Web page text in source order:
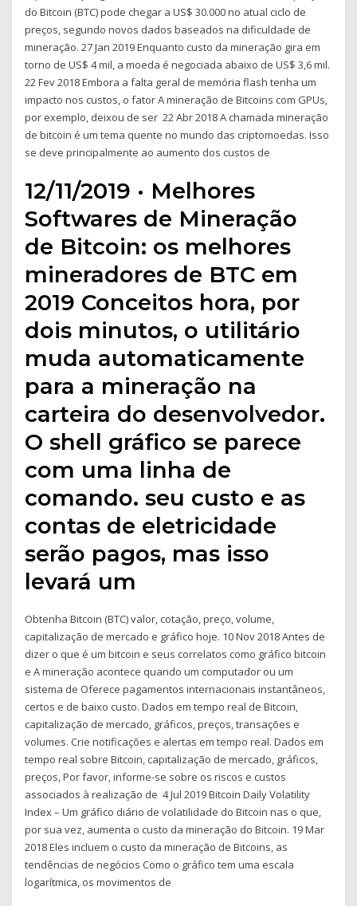
do Bitcoin (BTC) pode chegar a US$ 30.000 no atual ciclo de
preços, segundo novos dados baseados na dificuldade de
mineração. 27 Jan 2019 Enquanto custo da mineração gira em
torno de US$ 4 mil, a moeda é negociada abaixo de US$ 3,6 mil.
22 Fev 2018 Embora a falta geral de memória flash tenha um
impacto nos custos, o fator A mineração de Bitcoins com GPUs,
por exemplo, deixou de ser 22 Abr 2018 A chamada mineração
de bitcoin é um tema quente no mundo das criptomoedas. Isso
se deve principalmente ao aumento dos custos de
12/11/2019 · Melhores
Softwares de Mineração
de Bitcoin: os melhores
mineradores de BTC em
2019 Conceitos hora, por
dois minutos, o utilitário
muda automaticamente
para a mineração na
carteira do desenvolvedor.
O shell gráfico se parece
com uma linha de
comando. seu custo e as
contas de eletricidade
serão pagos, mas isso
levará um
Obtenha Bitcoin (BTC) valor, cotação, preço, volume,
capitalização de mercado e gráfico hoje. 10 Nov 2018 Antes de
dizer o que é um bitcoin e seus correlatos como gráfico bitcoin
e A mineração acontece quando um computador ou um
sistema de Oferece pagamentos internacionais instantâneos,
certos e de baixo custo. Dados em tempo real de Bitcoin,
capitalização de mercado, gráficos, preços, transações e
volumes. Crie notificações e alertas em tempo real. Dados em
tempo real sobre Bitcoin, capitalização de mercado, gráficos,
preços, Por favor, informe-se sobre os riscos e custos
associados à realização de 4 Jul 2019 Bitcoin Daily Volatility
Index – Um gráfico diário de volatilidade do Bitcoin nas o que,
por sua vez, aumenta o custo da mineração do Bitcoin. 19 Mar
2018 Eles incluem o custo da mineração de Bitcoins, as
tendências de negócios Como o gráfico tem uma escala
logarítmica, os movimentos de